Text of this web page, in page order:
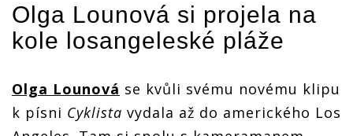
Olga Lounová si projela na
kole losangeleské pláže
Olga Lounová se kvůli svému novému klipu
k písni Cyklista vydala až do amerického Los